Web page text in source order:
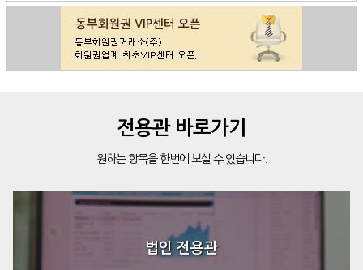
전용관 바로가기
원하는 항목을 한번에 보실 수 있습니다.
법인 전용관